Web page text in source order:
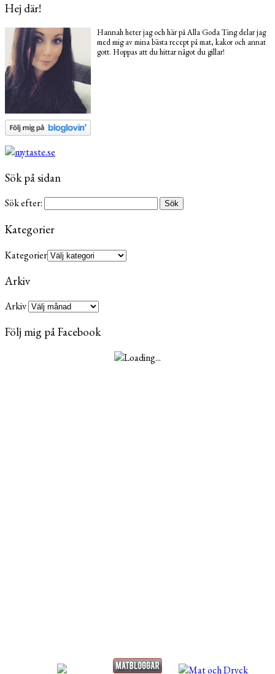
Hej där!
Hannah heter jag och här på Alla Goda Ting delar jag
med mig av mina bästa recept på mat, kakor och annat
gott. Hoppas att du hittar något du gillar!
Sök på sidan
Sök efter:
Kategorier
Kategorier
Arkiv
Arkiv
Följ mig på Facebook